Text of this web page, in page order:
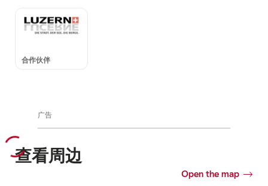
合作伙伴
广告
查看周边
Open the map